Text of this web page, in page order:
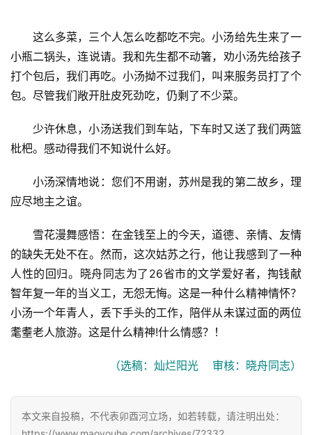
这么多菜，三个人怎么吃都吃不完。小汤给先生来了一
小瓶二锅头，连说请。我和先生都不动箸，劝小汤先给孩子
打个包后，我们再吃。小汤拗不过我们，叫来服务员打了个
包。尽管我们敞开肚皮死劲吃，仍剩了不少菜。
少许休息，小汤送我们到车站，下车时又送了我们两篮
枇杷。感动得我们不知说什么好。
小汤深情地说：您们不用谢，苏州是我的第二故乡，理
应尽地主之谊。
雪花漫舞感悟：在金钱至上的今天，道德、亲情、友情
的缺失无处不在。然而，这次姑苏之行，他让我感到了一种
人性的回归。晓舟同志为了26省市的文学爱好者，掏钱献
智年复一年的当义工，无怨无悔。这是一种什么精神情怀？
小汤一个年青人，丢下手头的工作，陪伴从未谋过面的两位
耄耋老人旅游。这是什么精神!什么情感？！
（选稿：灿烂阳光    审核：晓舟同志）
本文来自投稿，不代表卯酉河立场，如若转载，请注明出处：